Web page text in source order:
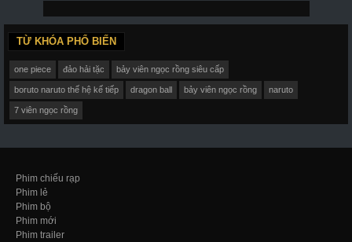
TỪ KHÓA PHỔ BIẾN
one piece đảo hải tặc bảy viên ngọc rồng siêu cấp
boruto naruto thế hệ kế tiếp dragon ball bảy viên ngọc rồng naruto
7 viên ngọc rồng
Phim chiếu rạp
Phim lẻ
Phim bộ
Phim mới
Phim trailer